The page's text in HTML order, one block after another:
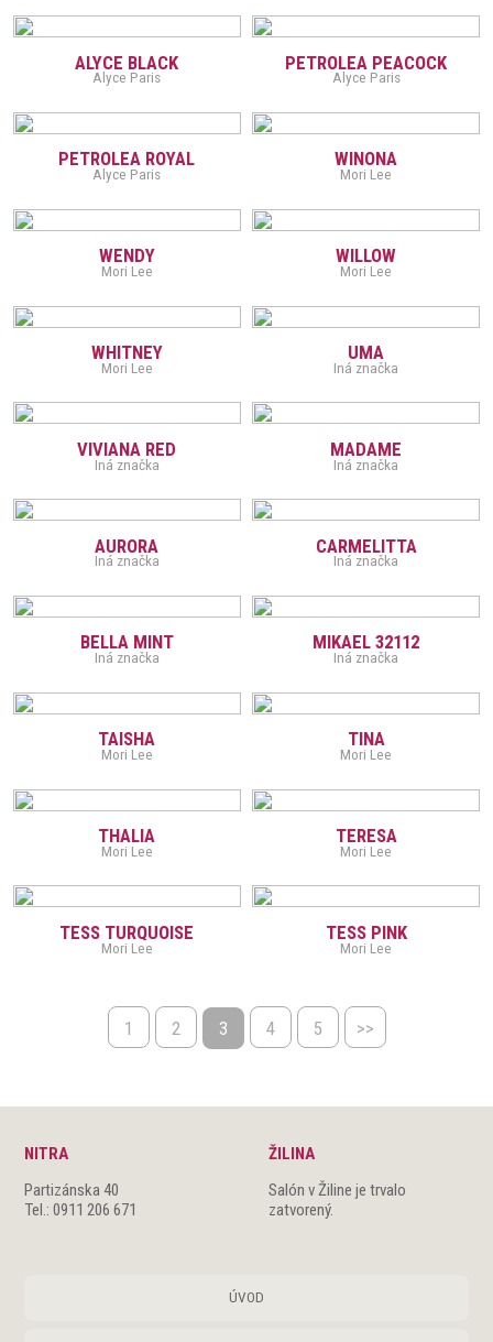
ALYCE BLACK
Alyce Paris
PETROLEA PEACOCK
Alyce Paris
PETROLEA ROYAL
Alyce Paris
WINONA
Mori Lee
WENDY
Mori Lee
WILLOW
Mori Lee
WHITNEY
Mori Lee
UMA
Iná značka
VIVIANA RED
Iná značka
MADAME
Iná značka
AURORA
Iná značka
CARMELITTA
Iná značka
BELLA MINT
Iná značka
MIKAEL 32112
Iná značka
TAISHA
Mori Lee
TINA
Mori Lee
THALIA
Mori Lee
TERESA
Mori Lee
TESS TURQUOISE
Mori Lee
TESS PINK
Mori Lee
1 2 3 4 5 >>
NITRA
Partizánska 40
Tel.: 0911 206 671
ŽILINA
Salón v Žiline je trvalo
zatvorený.
ÚVOD